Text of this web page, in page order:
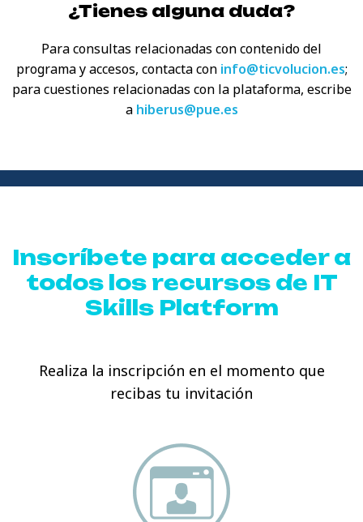
¿Tienes alguna duda?
Para consultas relacionadas con contenido del
programa yaccesos, contacta con info@ticvolucion.es;
para cuestiones relacionadas con la plataforma, escribe
a hiberus@pue.es
Inscríbete para acceder a
todos los recursos de IT
Skills Platform
Realiza la inscripción en el momento que
recibas tu invitación